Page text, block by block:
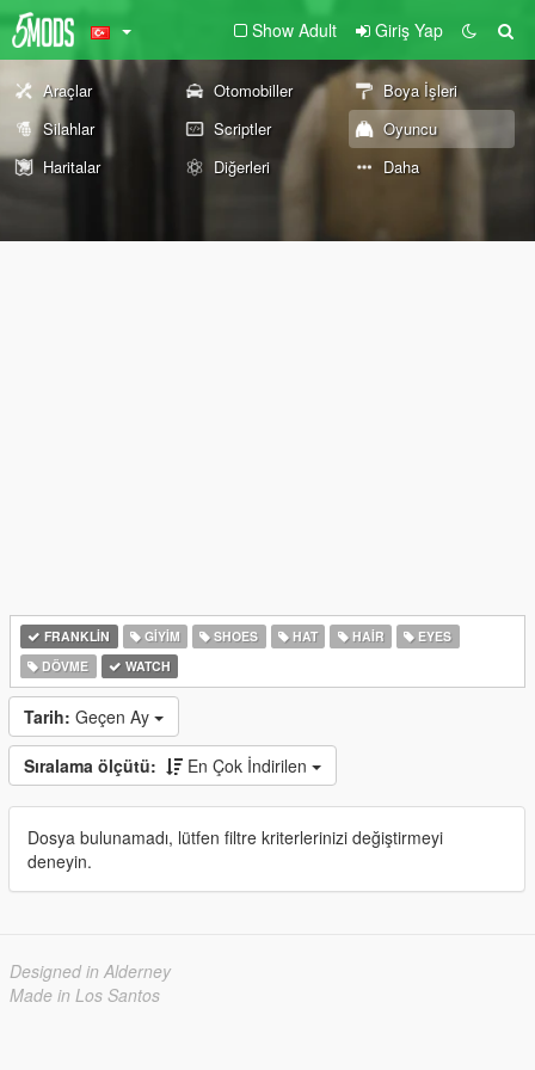
Show Adult Giriş Yap
Araçlar Otomobiller
Boya İşleri
Silahlar
Scriptler
Oyuncu
Haritalar
Diğerleri Daha
FRANKLIN GIYIM SHOES HAT HAIR
EYES
DÖVME
WATCH
Tarih: Geçen Ay
Sıralama ölçütü: En Çok İndirilen
Dosya bulunamadı, lütfen filtre kriterlerinizi değiştirmeyi
deneyin.
Designed in Alderney
Made in Los Santos